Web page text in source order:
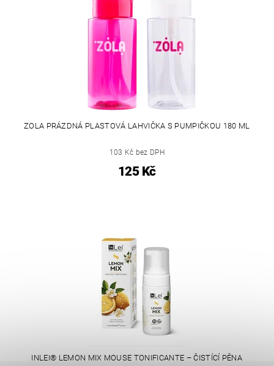
ZOLA PRÁZDNÁ PLASTOVÁ LAHVIČKA S PUMPIČKOU 180 ML
103 Kč bez DPH
125 Kč
INLEI® LEMON MIX MOUSE TONIFICANTE – ČISTÍCÍ PĚNA